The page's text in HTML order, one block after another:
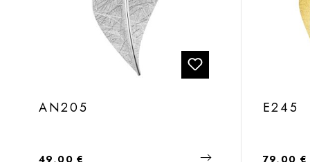
AN205
Regulärer Preis:
E245
Regulärer